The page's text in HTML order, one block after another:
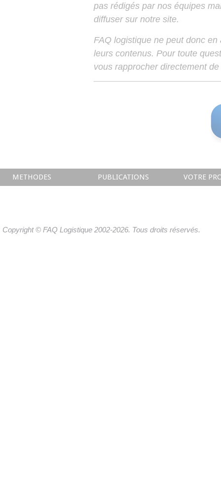
pas rédigés par nos équipes
diffuser sur notre site.
FAQ logistique ne peut donc
leurs contenus. Pour toute
vous rapprocher directement
METHODES PUBLICATIONS VOTRE
Copyright © FAQ Logistique 2002-2026. Tous droits réservés.